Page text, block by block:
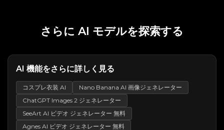
としては、カップや携帯電話を持つ場合、グリッ
プが見えている状態であればうまくいくことがあ
いたり、置いたりする動作は、モデルが手の動
き、物体の形状、接触点、タイミングを同時に維
持する必要があるため、より困難です。 小道具を
使ったシーンでは、ゆっくりとしたシンプルな動
作を用い、複数のバージョンが生成されることを
想定しておきましょう。 Klingモーションコント
ロールの料金とクレジットコスト Klingはモー
ションコントロールの料金を生成された期間に基
づいて請求し、最終的な長さは最も近い整数秒に
入コンセプトであり、ツールではありません
Vibes AI の使い方: ステップバイステップ (テキス
Vibes AI の使用は、単語から始める場合でも画像
います。 以下は、実行可能な核心部分です。 テ
キストプロンプトからビデオを作成する。これ
が、発見→作成→リミックス→公開という4つの
ステップからなる完全なループです。 開始フレー
ムと終了フレームを含む画像からビデオへの変換
画像からビデオへの変換 (I2V) は、クリエイター
が最も興奮する機能です。 開始画像をアップロー
ぞれ異なるワークフローを必要とする。 モデル
長尺ビデオ方式に最適 主な制限 LTX Video 映画の
る場合があります Wan2.2 I2V または T2V 一般的
く制御されたクリップとマルチシーンの生成 より
大きなモデルでは、生成時間とメモリ使用量が増
加します Wan2.2 最初と最後のフレーム 計画さ
れたトランジションと制御されたエンドポイント
定義された開始フレームと終了フレームの間で生
意味する。 多言語画像生成機能であるSeedream
10以上の一般的に使用される言語でテキストを生
わせたポスター、多言語のソーシャルメディア投
稿、国際的なマーケティング用ビジュアルなどに
役立ちます。 Seedream 5.0 Proの公式プロンプ
トの仕組み 公式の例を見ると、プロンプトがデザ
インブリーフのような構造になっている場合に、
す。 ユーザーは編集者のように考えるのではな
く、監督のように考えることができる。 他人の発
その場面全体の音響効果をどのように表現すべき
かを説明する。 そのため、Seed Audio 1.0は、基
本的なAI音声生成器というよりは、AIオーディオ
ディレクターに近い印象を受けるのです。 1つの
プロンプトで完全なオーディオシーンを生成
Seed Audio 1.0 の最も重要なブレークスルーは、
完全なシーンのオーディオ生成です。 1つのプロ
ンプトに複数のオーディオレイヤーを同時に含め
日あたり 50 件の無料リクエストが提供され、
Gemini アプリよりも緩やかなコンテンツフィル
りにくい場合があり、複数のユーザーが、Studio
の無料枠ではなく誤ってGoogle Cloud経由でリ
クエストを送信したために、予期せぬ料金が発生
したと報告しています。 Google Flow 経由で無
料アクセス (1 日最大 150 クレジット) Google
Flow では NB Pro と NB2 のクレジットが 0 と
表示されますが、実際のテストでは 24 時間以内
に約 100 枚の画像を使用するとロックアウトされ
ることが判明しました。 その他の欠点としては、
さらに AI モデルを探索する
AI 機能をさらに詳しく見る
コスプレ衣装 AI
Nano Banana AI 画像ジェネレーター
ChatGPT Images 2 ジェネレーター
SeeArt AI ビデオ ジェネレーター 無料
Agnes AI ビデオ ジェネレーター 無料